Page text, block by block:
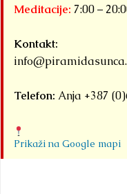
Meditacije: 7:00 –
Kontakt:
Telefon: Anja +387
Prikaži na Google mapi